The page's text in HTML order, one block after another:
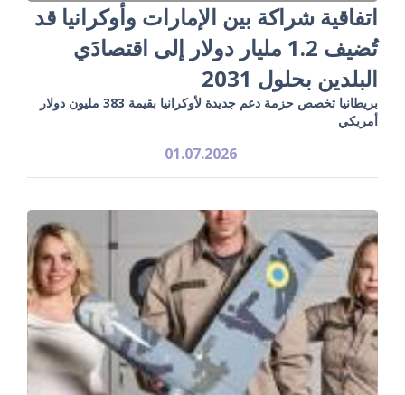
اتفاقية شراكة بين الإمارات وأوكرانيا قد
تُضيف 1.2 مليار دولار إلى اقتصادَي
البلدين بحلول 2031
بريطانيا تخصص حزمة دعم جديدة لأوكرانيا بقيمة 383 مليون دولار
أمريكي
01.07.2026